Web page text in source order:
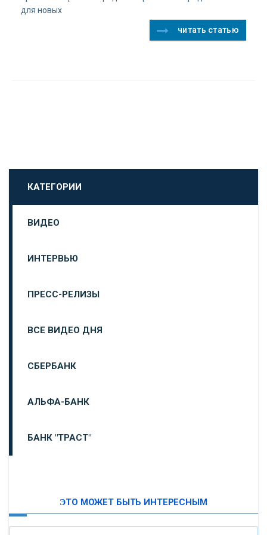
для новых
читать статью
КАТЕГОРИИ
ВИДЕО
ИНТЕРВЬЮ
ПРЕСС-РЕЛИЗЫ
ВСЕ ВИДЕО ДНЯ
СБЕРБАНК
АЛЬФА-БАНК
БАНК "ТРАСТ"
ЭТО МОЖЕТ БЫТЬ ИНТЕРЕСНЫМ